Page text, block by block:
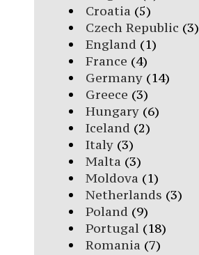
Croatia (5)
Czech Republic (3)
England (1)
France (4)
Germany(14)
Greece (3)
Hungary(6)
Iceland (2)
Italy(3)
Malta (3)
Moldova (1)
Netherlands (3)
Poland (9)
Portugal(18)
Romania (7)